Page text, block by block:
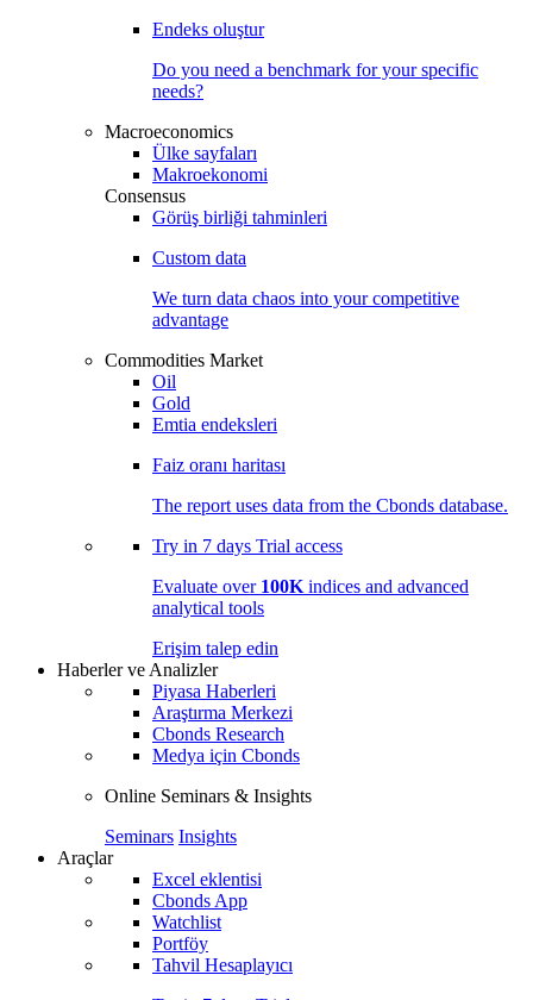
Endeks oluştur
Do you need a benchmark for your specific
needs?
Macroeconomics
Ülke sayfaları
Makroekonomi
Consensus
Görüş birliği tahminleri
Custom data
We turn data chaos into your competitive
advantage
Commodities Market
Oil
Gold
Emtia endeksleri
Faiz oranı haritası
The report uses data from the Cbonds database.
Try in 7 days Trial access
Evaluate over 100K indices and advanced
analytical tools
Erişim talep edin
Haberler ve Analizler
Piyasa Haberleri
Araştırma Merkezi
Cbonds Research
Medya için Cbonds
Online Seminars & Insights
Seminars Insights
Araçlar
Excel eklentisi
Cbonds App
Watchlist
Portföy
Tahvil Hesaplayıcı